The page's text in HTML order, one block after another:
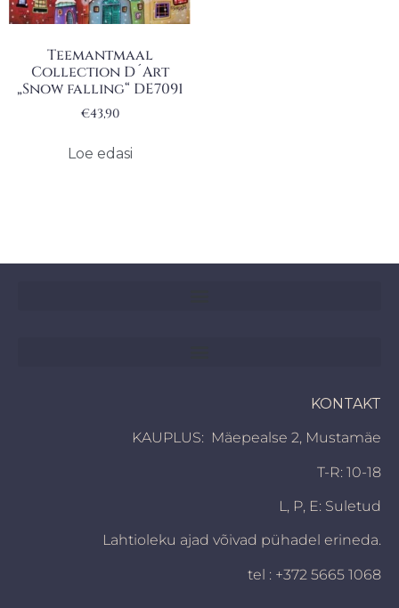
Teemantmaal
Collection D´Art
„Snow falling“ DE7091
€43,90
Loe edasi
KONTAKT
KAUPLUS: Mäepealse 2, Mustamäe
T-R: 10-18
L, P, E: Suletud
Lahtioleku ajad võivad pühadel erineda.
tel : +372 5665 1068